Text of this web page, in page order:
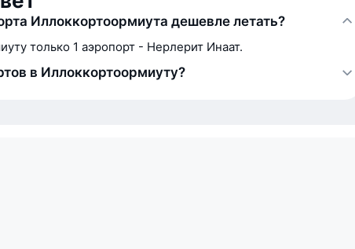
Иллоккортоормиута дешевле летать?
только 1 аэропорт - Нерлерит Инаат.
в Иллоккортоормиуту?